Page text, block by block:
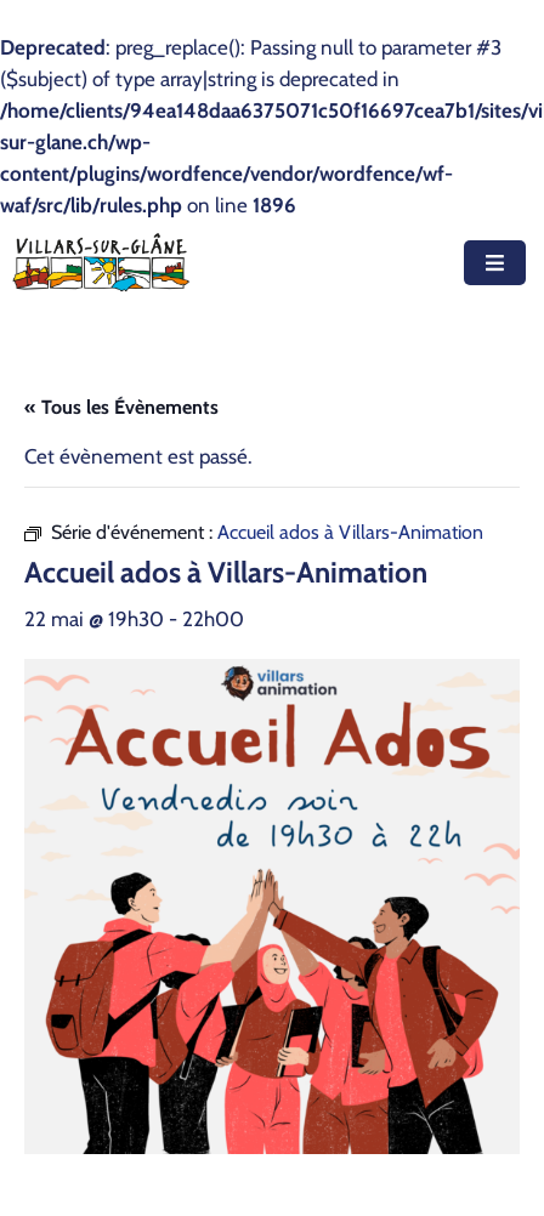
Deprecated: preg_replace(): Passing null to parameter #3
($subject) of type array|string is deprecated in
/home/clients/94ea148daa6375071c50f16697cea7b1/sites/
sur-glane.ch/wp-
content/plugins/wordfence/vendor/wordfence/wf-
waf/src/lib/rules.php on line 1896
Accueil
Actualités
Agenda
Autorités
Contact
« Tous les Évènements
Cet évènement est passé.
Série d'événement : Accueil ados à Villars-Animation
Accueil ados à Villars-Animation
22 mai @ 19h30 - 22h00